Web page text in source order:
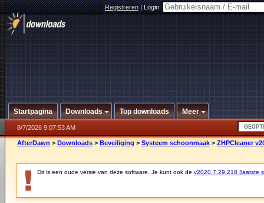
Registreren|Login:
Startpagina Downloads Top downloads Meer
8/7/2026 9:07:53 AM
AfterDawn > Downloads > Beveiliging > Systeem schoonmaak > ZHPCleaner
Dit is een oude versie van deze software. Je kunt ook de v2020.7.29.218 (laatste